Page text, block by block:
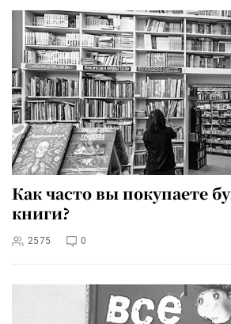
Как часто вы покупаете
книги?
2575 0